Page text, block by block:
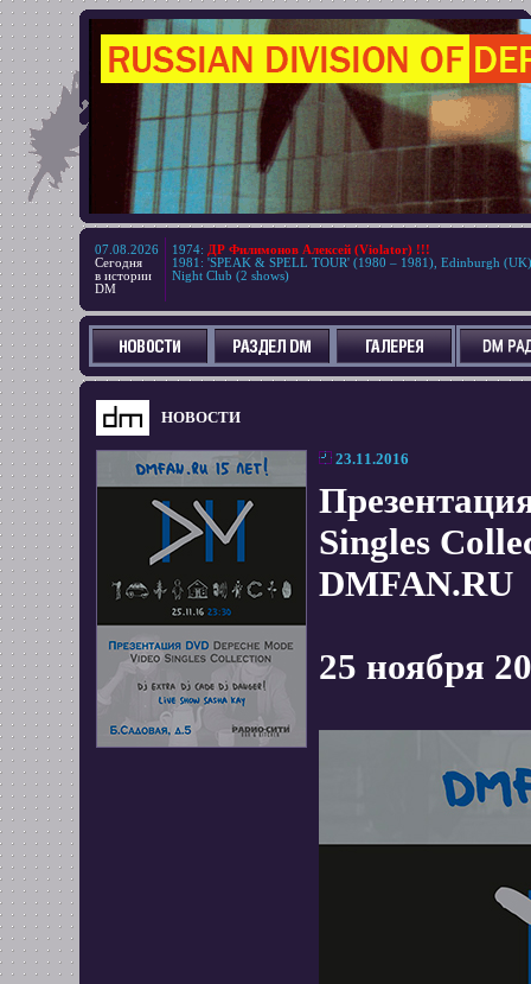
07.08.2026
Сегодня
в истории
DM
1974: ДР Филимонов Алексей (Violator) !!!
1981 : 'SPEAK & SPELL TOUR' (1980 – 1981), Edinburgh (UK)
Night Club (2 shows)
НОВОСТИ
23.11.2016
Singles
DMFAN.RU
25 ноября